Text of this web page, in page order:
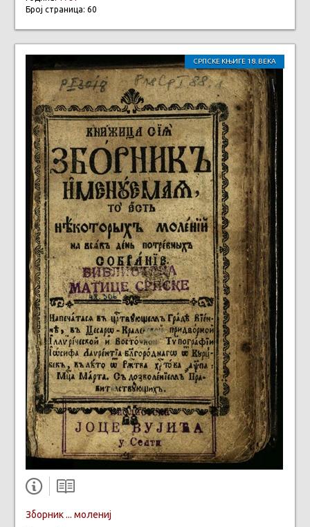
Број страница: 60
СРПСКЕ КЊИГЕ 18. ВЕКА
Зборник ... молениј